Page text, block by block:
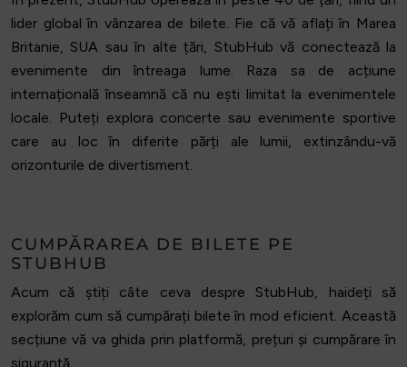
lider global în vânzarea de bilete. Fie că vă aflați în Marea
Britanie, SUA sau în alte țări, StubHub vă conectează la
evenimente din întreaga lume. Raza sa de acțiune
internațională înseamnă că nu ești limitat la evenimentele
locale. Puteți explora concerte sau evenimente sportive
care au loc în diferite părți ale lumii, extinzându-vă
orizonturile de divertisment.
CUMPĂRAREA DE BILETE PE
STUBHUB
Acum că știți câte ceva despre StubHub, haideți să
explorăm cum să cumpărați bilete în mod eficient. Această
secțiune vă va ghida prin platformă, prețuri și cumpărare în
siguranță.